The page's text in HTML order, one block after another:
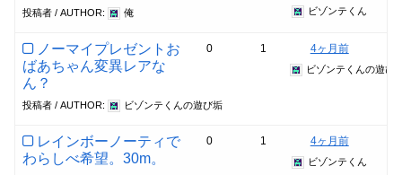
投稿者 / AUTHOR: 俺 ビゾンテくん
ノーマイプレゼントお
ばあちゃん変異レアな
ん？
投稿者 / AUTHOR: ビゾンテくんの遊び垢
0 1 4ヶ月前
ビゾンテくんの遊び
レインボーノーティで
わらしべ希望。30m。
0 1 4ヶ月前
ビゾンテくん